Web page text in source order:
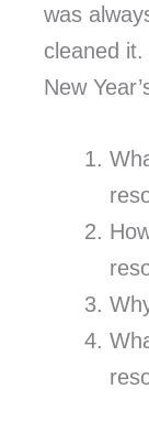
was
cleaned
New